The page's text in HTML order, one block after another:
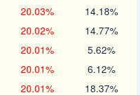
20.03% 14.18%
20.02% 14.77%
20.01% 5.62%
20.01% 6.12%
20.01% 18.37%